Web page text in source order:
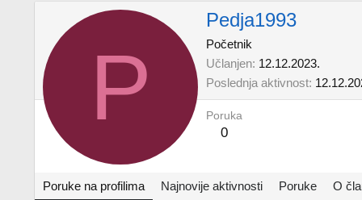
P
Pedja1993
Početnik
Učlanjen 12.12.2023.
Poslednja aktivnost
Poruka
0
Poruke na profilima Najnovije aktivnosti Poruke O